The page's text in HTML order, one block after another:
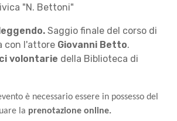
"N. Bettoni"
Saggio finale del corso di
con l'attore Giovanni Betto.
volontarie della Biblioteca di
è necessario essere in possesso del
la prenotazione online.